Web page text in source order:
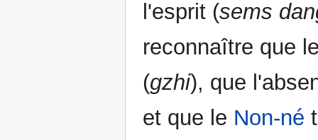
l'esprit (sems
reconnaître que
(gzhi), que
et que le Non-né